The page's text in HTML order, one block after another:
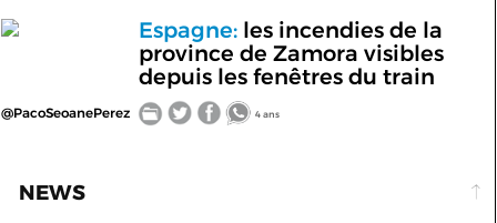
Espagne:les incendies de la
province de Zamora visibles
depuis les fenêtres du train
@PacoSeoanePerez 4 ans
NEWS